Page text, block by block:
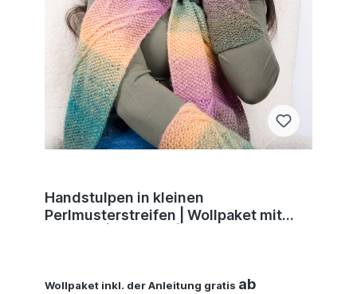
Handstulpen in kleinen
Perlmusterstreifen | Wollpaket mit
Wollpaket inkl. der Anleitung gratis ab